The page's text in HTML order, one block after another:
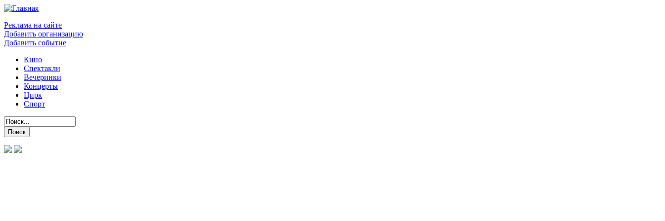
Реклама на сайте
Добавить организацию
Добавить событие
Кино
Спектакли
Вечеринки
Концерты
Цирк
Спорт